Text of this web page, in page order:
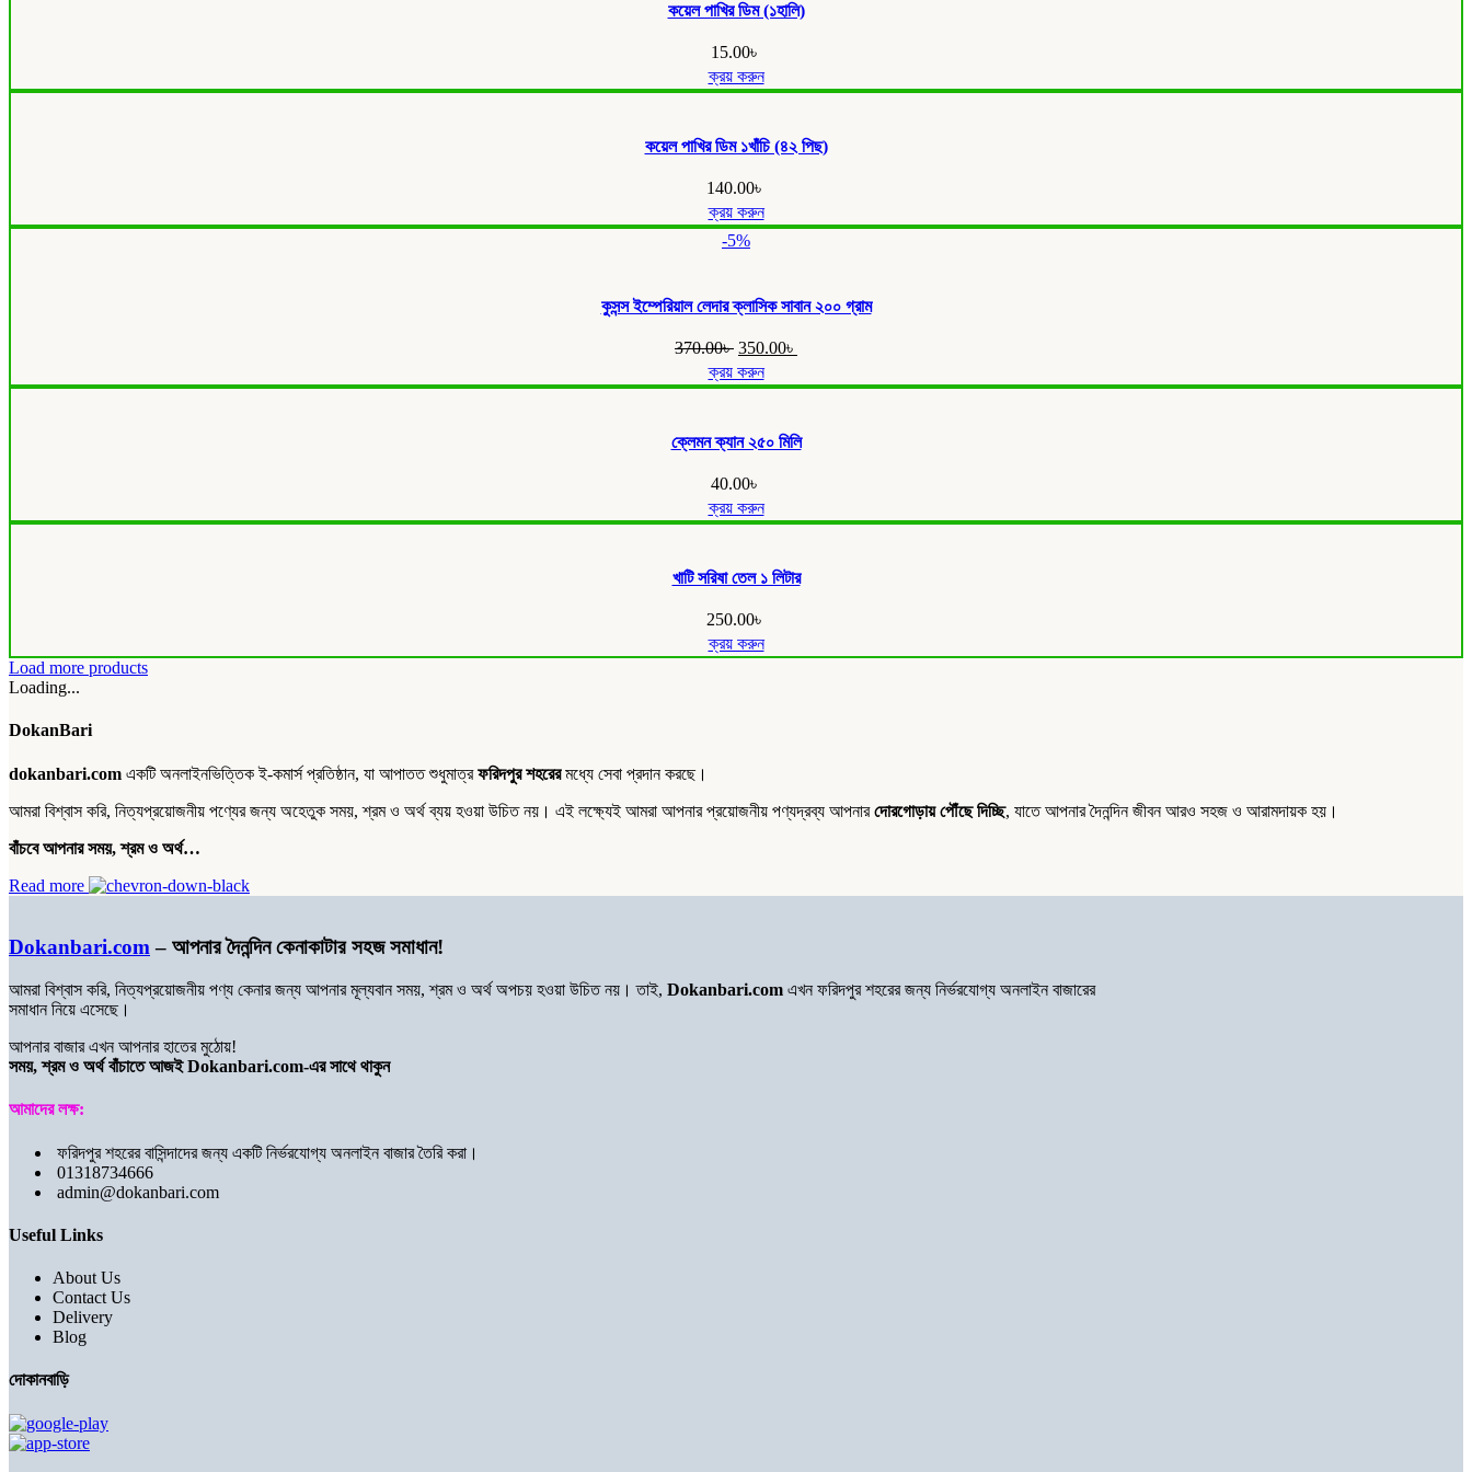
কয়েল পাখির ডিম (১হালি)
15.00৳
ক্রয় করুন
কয়েল পাখির ডিম ১খাঁচি (৪২ পিছ)
140.00৳
ক্রয় করুন
-5%
কুসন্স ইম্পেরিয়াল লেদার ক্লাসিক সাবান ২০০ গ্রাম
370.00৳ Original
price
was:
350.00৳
is:
ক্রয় করুন
ক্লেমন ক্যান ২৫০ মিলি
40.00৳
ক্রয় করুন
খাটি সরিষা তেল ১ লিটার
250.00৳
ক্রয় করুন
Load more products
Loading...
DokanBari
dokanbari.com একটি অনলাইনভিত্তিক ই-কমার্স প্রতিষ্ঠান, যা আপাতত শুধুমাত্রফরিদপুর শহরেরমধ্যে সেবা প্রদান করছে।
আমরা বিশ্বাস করি, নিত্যপ্রয়োজনীয় পণ্যের জন্য অহেতুক সময়, শ্রম ও অর্থ ব্যয় হওয়া উচিত নয়। এই লক্ষ্যেই আমরা আপনার প্রয়োজনীয় পণ্যদ্রব্য আপনারদোরগোড়ায় পৌঁছে দিচ্ছি, যাতে আপনার দৈনন্দিন জীবন আরও সহজ ও আরামদায়ক হয়।
বাঁচবে আপনার সময়, শ্রম ও অর্থ…
Read more
Dokanbari.com– আপনার দৈনন্দিন কেনাকাটার সহজ সমাধান!
আমরা বিশ্বাস করি, নিত্যপ্রয়োজনীয় পণ্য কেনার জন্য আপনার মূল্যবান সময়, শ্রম ও অর্থ অপচয় হওয়া উচিত নয়। তাই, Dokanbari.com এখন ফরিদপুর শহরের জন্য নির্ভরযোগ্য অনলাইন বাজারের
সমাধান নিয়ে এসেছে।
আপনার বাজার এখন আপনার হাতের মুঠোয়!
সময়, শ্রম ও অর্থ বাঁচাতে আজই Dokanbari.com-এর সাথে থাকুন
আমাদের লক্ষ:
ফরিদপুর শহরের বাসিন্দাদের জন্য একটি নির্ভরযোগ্য অনলাইন বাজার তৈরি করা।
01318734666
admin@dokanbari.com
Useful Links
About Us
Contact Us
Delivery
Blog
দোকানবাড়ি